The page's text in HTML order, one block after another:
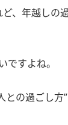
、年越しの
すよね。
の過ごし方